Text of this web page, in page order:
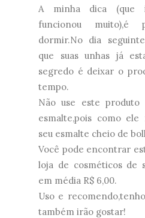
A minha dica (que
funcionou muito),é
dormir.No dia
que suas unhas já
segredo é deixar o
tempo.
Não use este
esmalte,pois como ele
seu esmalte cheio de
Você pode encontrar
loja de cosméticos de
em média R$ 6,00.
Uso e
também irão gostar!